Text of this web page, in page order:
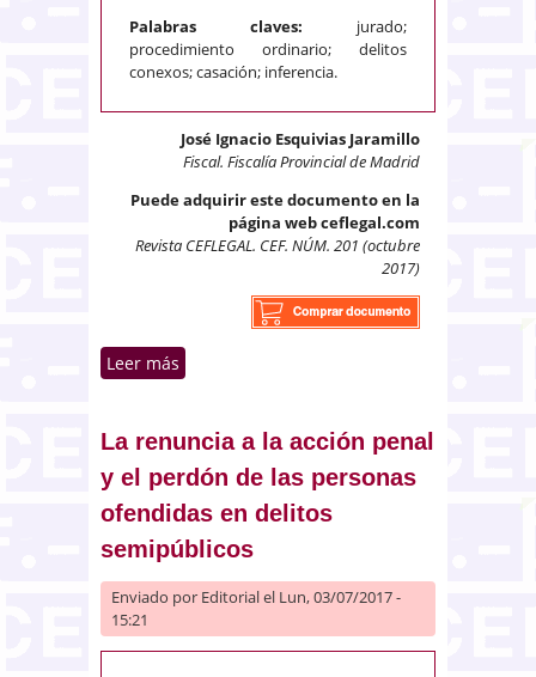
Palabras claves: jurado;
procedimiento ordinario; delitos
conexos; casación; inferencia.
José Ignacio Esquivias Jaramillo
Fiscal. Fiscalía Provincial de Madrid
Puede adquirir este documento en la
página web ceflegal.com
Revista CEFLEGAL. CEF. NÚM. 201 (octubre
2017)
Leer más
La renuncia a la acción penal
y el perdón de las personas
ofendidas en delitos
semipúblicos
Enviado por Editorialel Lun, 03/07/2017 -
15:21